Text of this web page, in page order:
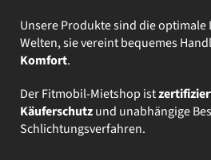
Unsere Produkte sind die
Welten, sie vereint bequemes
Komfort.
Der Fitmobil-Mietshop ist
Käuferschutzund unabhängige
Schlichtungsverfahren.